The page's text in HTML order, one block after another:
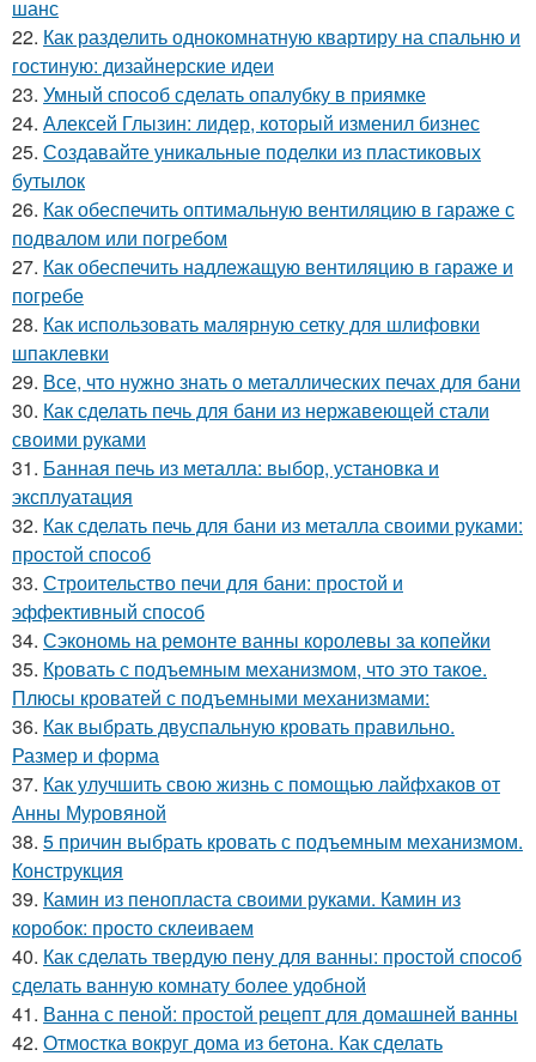
шанс
22. Как разделить однокомнатную квартиру на спальню и
гостиную: дизайнерские идеи
23. Умный способ сделать опалубку в приямке
24. Алексей Глызин: лидер, который изменил бизнес
25. Создавайте уникальные поделки из пластиковых
бутылок
26. Как обеспечить оптимальную вентиляцию в гараже с
подвалом или погребом
27. Как обеспечить надлежащую вентиляцию в гараже и
погребе
28. Как использовать малярную сетку для шлифовки
шпаклевки
29. Все, что нужно знать о металлических печах для бани
30. Как сделать печь для бани из нержавеющей стали
своими руками
31. Банная печь из металла: выбор, установка и
эксплуатация
32. Как сделать печь для бани из металла своими руками:
простой способ
33. Строительство печи для бани: простой и
эффективный способ
34. Сэкономь на ремонте ванны королевы за копейки
35. Кровать с подъемным механизмом, что это такое.
Плюсы кроватей с подъемными механизмами:
36. Как выбрать двуспальную кровать правильно.
Размер и форма
37. Как улучшить свою жизнь с помощью лайфхаков от
Анны Муровяной
38. 5 причин выбрать кровать с подъемным механизмом.
Конструкция
39. Камин из пенопласта своими руками. Камин из
коробок: просто склеиваем
40. Как сделать твердую пену для ванны: простой способ
сделать ванную комнату более удобной
41. Ванна с пеной: простой рецепт для домашней ванны
42. Отмостка вокруг дома из бетона. Как сделать